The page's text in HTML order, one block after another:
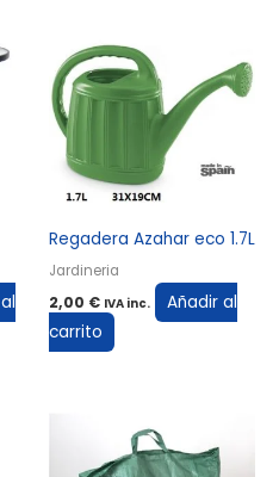
Regadera Azahar eco 1.7L
Jardineria
2,00 € IVA inc.
Añadir al
carrito